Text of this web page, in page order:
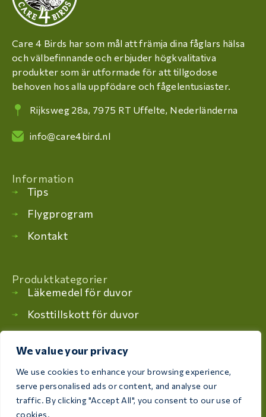
We value your privacy
We use cookies to enhance your browsing experience,
serve personalised ads or content, and analyse our
traffic. By clicking "Accept All", you consent to our use of
cookies.
Care 4 Birds har som mål att främja dina fåglars hälsa
och välbefinnande och erbjuder högkvalitativa
produkter som är utformade för att tillgodose
behoven hos alla uppfödare och fågelentusiaster.
Rijksweg 28a, 7975 RT Uffelte, Nederländerna
info@care4bird.nl
Information
Tips
Flygprogram
Kontakt
Produktkategorier
Läkemedel för duvor
Kosttillskott för duvor
Kosttillskott för fåglar
Se vår katalog